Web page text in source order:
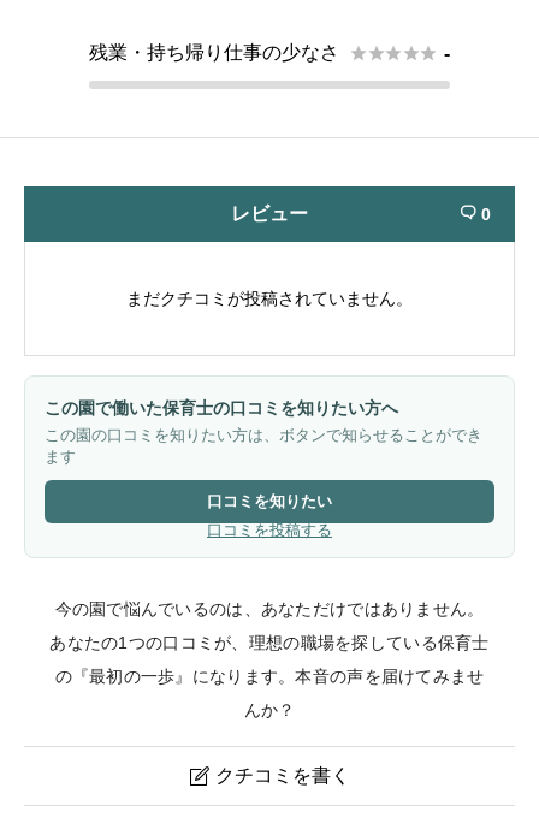
残業・持ち帰り仕事の少なさ  -
レビュー  0
まだクチコミが投稿されていません。
この園で働いた保育士の口コミを知りたい方へ
この園の口コミを知りたい方は、ボタンで知らせることができ
ます
口コミを知りたい
口コミを投稿する
今の園で悩んでいるのは、あなただけではありません。
あなたの1つの口コミが、理想の職場を探している保育士
の『最初の一歩』になります。本音の声を届けてみませ
んか？
 クチコミを書く